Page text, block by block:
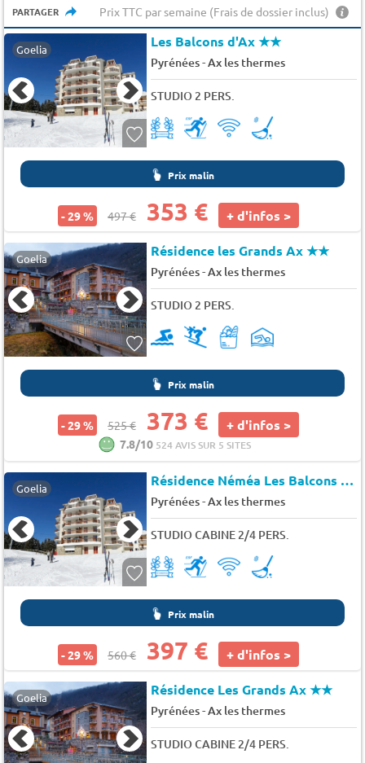
PARTAGER Prix TTC par semaine (Frais de dossier inclus)
Goelia Les Balcons d'Ax★★
Pyrénées-Ax les thermes
STUDIO 2 PERS.
Prix malin
- 29 % 497 € 353 € + d'infos >
Goelia Résidence les Grands Ax★★
Pyrénées-Ax les thermes
STUDIO 2 PERS.
Prix malin
- 29 % 525 € 373 € + d'infos >
7.8/10 524 AVIS SUR 5 SITES
Goelia Résidence Néméa Les Balcons d'Ax
Pyrénées-Ax les thermes
STUDIO CABINE 2/4 PERS.
Prix malin
- 29 % 560 € 397 € + d'infos >
Goelia Résidence Les Grands Ax★★
Pyrénées-Ax les thermes
STUDIO CABINE 2/4 PERS.